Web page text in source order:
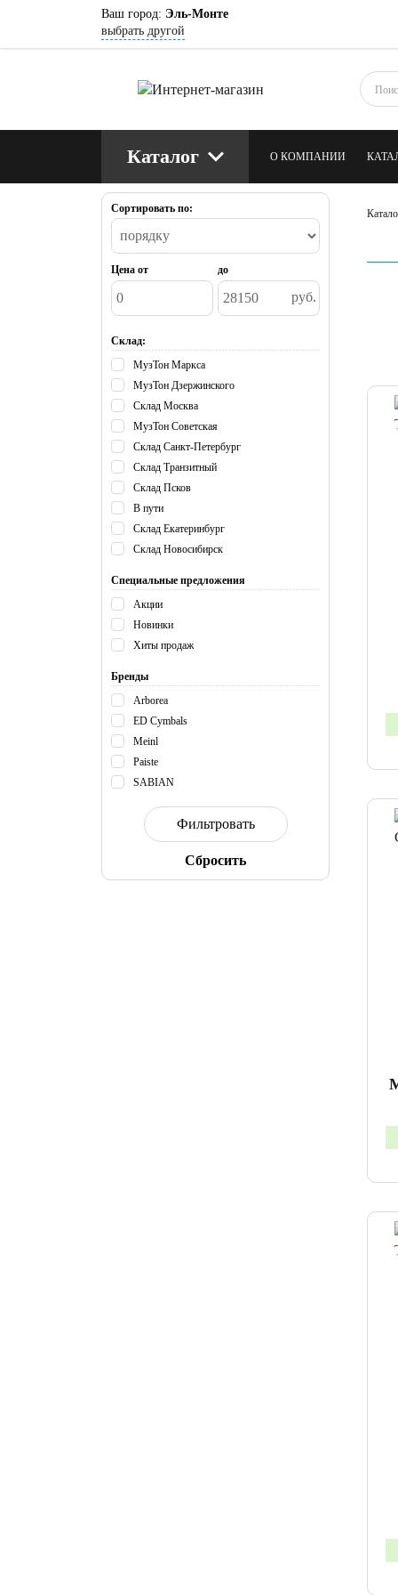
Ваш город: Эль-Монте
выбрать другой
Каталог О КОМПАНИИ
БЛОГ
Сортировать по:
Цена от до
руб.
Склад:
МузТон Маркса
МузТон Дзержинского
Склад Москва
МузТон Советская
Склад Санкт-Петербург
Склад Транзитный
Склад Псков
В пути
Склад Екатеринбург
Склад Новосибирск
Специальные предложения
Акции
Новинки
Хиты продаж
Бренды
Arborea
ED Cymbals
Meinl
Paiste
SABIAN
Cбросить